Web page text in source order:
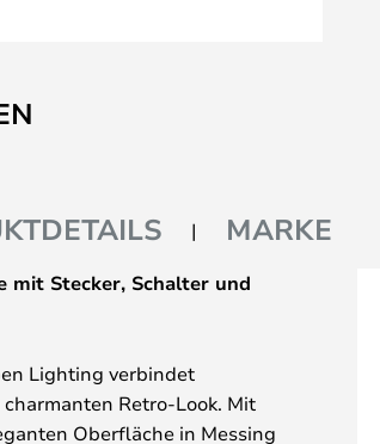
MARKE
mit Stecker, Schalter und
Lighting verbindet
Retro-Look. Mit
Oberfläche in Messing